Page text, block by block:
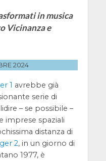
in musica
Vicinanza e
2024
1 avrebbe già
serie di
– se possibile –
imprese spaziali
distanza di
2, in un giorno di
1977, è